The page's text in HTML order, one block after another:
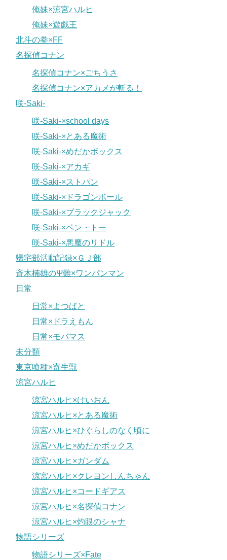
俺妹×涼宮ハルヒ
俺妹×遊戯王
北斗の拳×FF
名探偵コナン
名探偵コナン×ごちうさ
名探偵コナン×アカメが斬る！
咲-Saki-
咲-Saki-×school days
咲-Saki-×とある魔術
咲-Saki-×めだかボックス
咲-Saki-×アカギ
咲-Saki-×ストパン
咲-Saki-×ドラゴンボール
咲-Saki-×ブラックジャック
咲-Saki-×ベン・トー
咲-Saki-×悪魔のリドル
帰宅部活動記録×ＧＪ部
斉木楠雄のΨ難×ワンパンマン
日常
日常×よつばと
日常×ドラえもん
日常×モバマス
未分類
東京喰種×寄生獣
涼宮ハルヒ
涼宮ハルヒ×けいおん
涼宮ハルヒ×とある魔術
涼宮ハルヒ×ひぐらしのなく頃に
涼宮ハルヒ×めだかボックス
涼宮ハルヒ×ガンダム
涼宮ハルヒ×クレヨンしんちゃん
涼宮ハルヒ×コードギアス
涼宮ハルヒ×名探偵コナン
涼宮ハルヒ×灼眼のシャナ
物語シリーズ
物語シリーズ×Fate